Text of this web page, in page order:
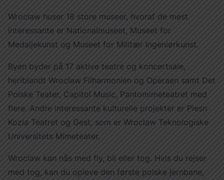
Wroclaw huser 18 store museer, hvoraf de mest
interessante er Nationalmuseet, Museet for
Medaljekunst og Museet for Militær Ingeniørkunst.
Byen byder på 17 aktive teatre og koncertsale,
heriblandt Wroclaw Filharmonien og Operaen samt Det
Polske Teater, Capitol Music, Pantomimeteatret med
flere. Andre interessante kulturelle projekter er Piesn
Kozla Teatret og Gest, som er Wroclaw Teknologiske
Universitets Mimeteater.
Wroclaw kan nås med fly, bil eller tog. Hvis du rejser
med tog, kan du opleve den første polske jernbane,